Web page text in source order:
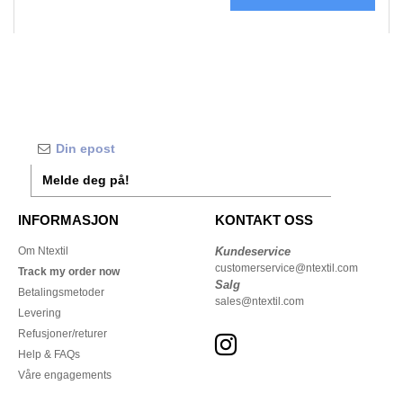
Melde deg på!
INFORMASJON
Om Ntextil
Track my order now
Betalingsmetoder
Levering
Refusjoner/returer
Help & FAQs
Våre engagements
KONTAKT OSS
Kundeservice
customerservice@ntextil.com
Salg
sales@ntextil.com